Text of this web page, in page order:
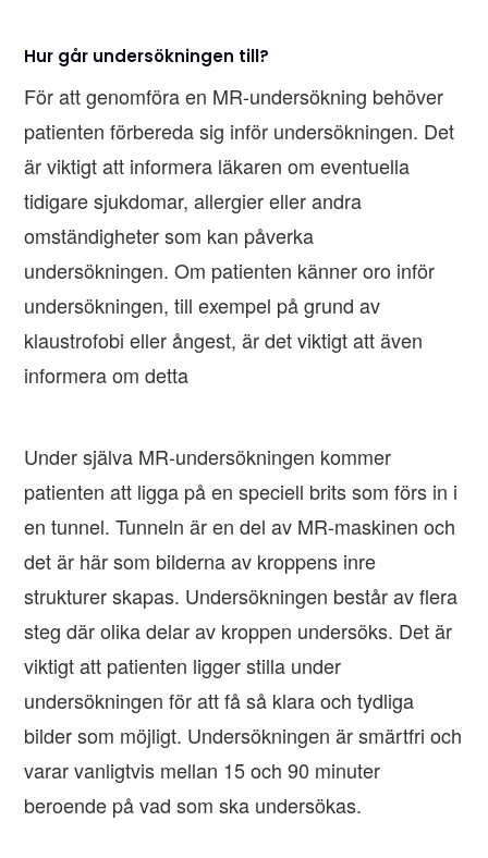
Hur går undersökningen till?
För att genomföra en MR-undersökning behöver
patienten förbereda sig inför undersökningen. Det
är viktigt att informera läkaren om eventuella
tidigare sjukdomar, allergier eller andra
omständigheter som kan påverka
undersökningen. Om patienten känner oro inför
undersökningen, till exempel på grund av
klaustrofobi eller ångest, är det viktigt att även
informera om detta
Under själva MR-undersökningen kommer
patienten att ligga på en speciell brits som förs in i
en tunnel. Tunneln är en del av MR-maskinen och
det är här som bilderna av kroppens inre
strukturer skapas. Undersökningen består av flera
steg där olika delar av kroppen undersöks. Det är
viktigt att patienten ligger stilla under
undersökningen för att få så klara och tydliga
bilder som möjligt. Undersökningen är smärtfri och
varar vanligtvis mellan 15 och 90 minuter
beroende på vad som ska undersökas.